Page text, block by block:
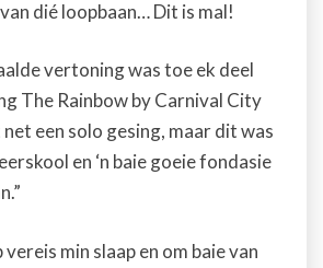
dié loopbaan… Dit is mal!
vertoning was toe ek deel
The Rainbow by Carnival City
net een solo gesing, maar dit was
en ‘n baie goeie fondasie
vereis min slaap en om baie van